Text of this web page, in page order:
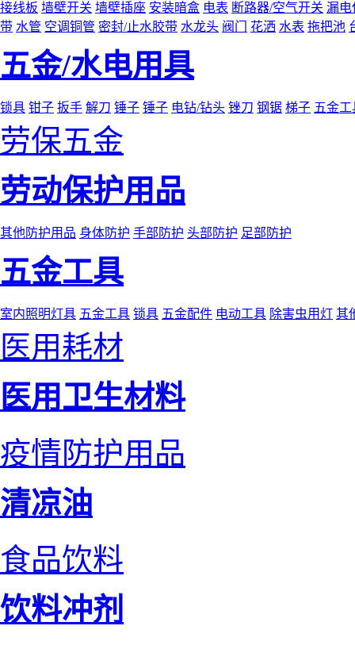
接线板 墙壁开关 墙壁插座 安装暗盒 电表 断路器/空气开关 漏电
带 水管 空调铜管 密封/止水胶带 水龙头 阀门 花洒 水表 拖把池
五金/水电用具
锁具 钳子 扳手 解刀 锤子 锤子 电钻/钻头 锉刀 钢锯 梯子 五金
劳保五金
劳动保护用品
其他防护用品 身体防护 手部防护 头部防护 足部防护
五金工具
室内照明灯具 五金工具 锁具 五金配件 电动工具 除害虫用灯 其
医用耗材
医用卫生材料
疫情防护用品
清凉油
食品饮料
饮料冲剂